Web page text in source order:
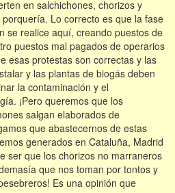
en salchichones, chorizos y
Lo correcto es que la fase
se realice aquí, creando puestos de
puestos mal pagados de operarios
esas protestas son correctas y las
y las plantas de biogás deben
la contaminación y el
¡Pero queremos que los
salgan elaborados de
que abastecernos de estas
generados en Cataluña, Madrid
ser que los chorizos no marraneros
que nos toman por tontos y
Es una opinión que